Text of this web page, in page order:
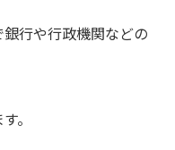
行や行政機関などの
。